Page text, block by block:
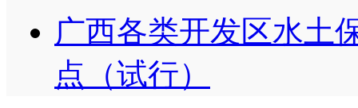
广西各类开发区水土
点（试行）